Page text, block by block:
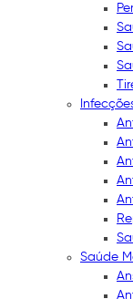
Saúde